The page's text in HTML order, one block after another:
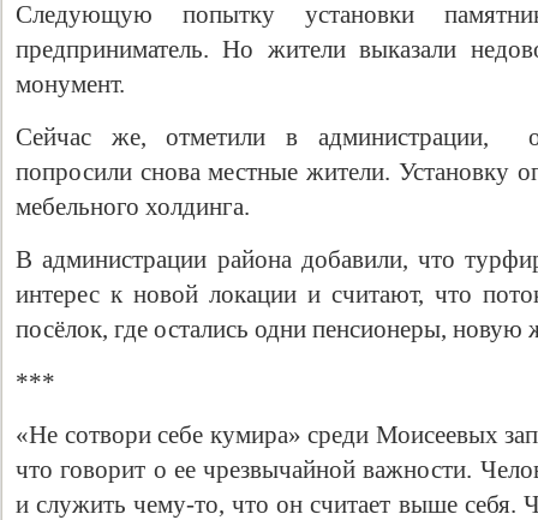
Следующую попытку установки
предприниматель. Но жители выказали
монумент.
Сейчас же, отметили в администрации, о
попросили снова местные жители. Установку
мебельного холдинга.
В администрации района добавили, что
интерес к новой локации и считают, что
посёлок, где остались одни пенсионеры, новую
***
«Не сотвори себе кумира» среди Моисеевых
что говорит о ее чрезвычайной важности.
и служить чему-то, что он считает выше себя.
Свидетельство